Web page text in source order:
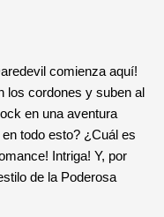
comienza aquí!
los cordones y suben al
en una aventura
todo esto? ¿Cuál es
Intriga! Y, por
de la Poderosa